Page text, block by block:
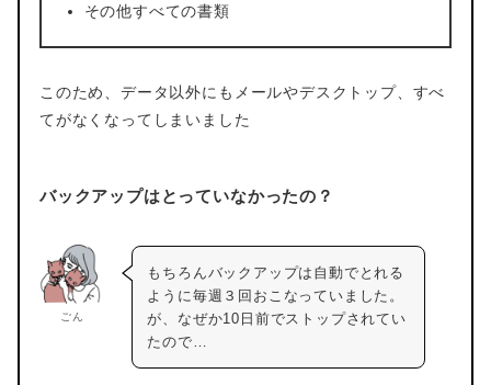
その他すべての書類
このため、データ以外にもメールやデスクトップ、すべ
てがなくなってしまいました
バックアップはとっていなかったの？
ごん
もちろんバックアップは自動でとれる
ように毎週３回おこなっていました。
が、なぜか10日前でストップされてい
たので…